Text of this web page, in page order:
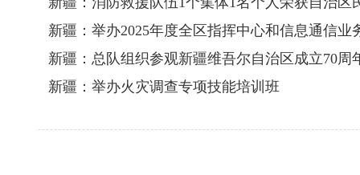
新疆：举办2025年度全区指挥中心和信息通信业
新疆：总队组织参观新疆维吾尔自治区成立70周
新疆：举办火灾调查专项技能培训班